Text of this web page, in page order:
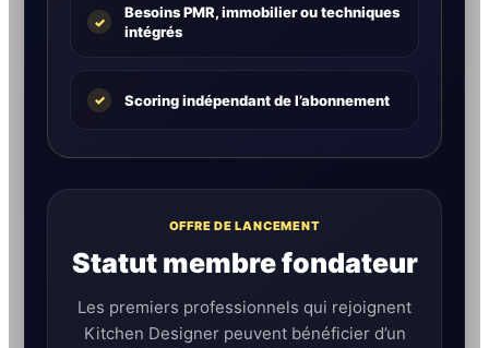
✓
Besoins PMR, immobilier ou techniques
intégrés
✓ Scoring indépendant de l’abonnement
OFFRE DE LANCEMENT
Statut membre fondateur
Les premiers professionnels qui rejoignent
Kitchen Designer peuvent bénéficier d’un